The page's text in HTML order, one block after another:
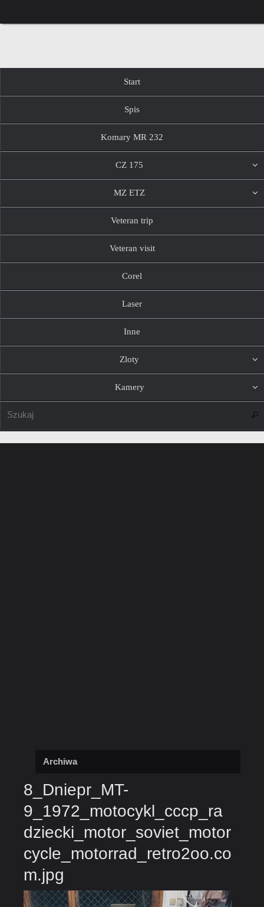
do
treści
Start
Spis
Komary MR 232
CZ 175
MZ ETZ
Veteran trip
Veteran visit
Corel
Laser
Inne
Zloty
Kamery
Archiwa
8_Dniepr_MT-
9_1972_motocykl_cccp_ra
dziecki_motor_soviet_motor
cycle_motorrad_retro2oo.co
m.jpg